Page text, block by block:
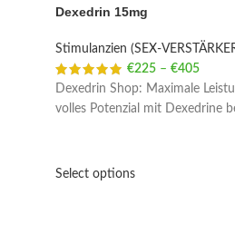
Dexedrin 15mg
Stimulanzien (SEX-
€225 – €405Price
Dexedrin Shop: Maximale
volles Potenzial mit Dexedrine
Select options